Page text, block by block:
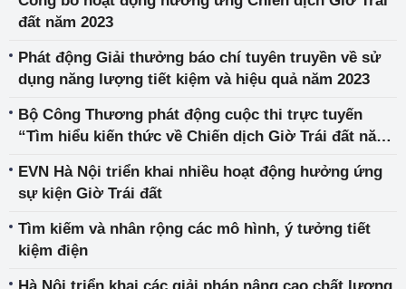
đất năm 2023
Phát động Giải thưởng báo chí tuyên truyền về sử
dụng năng lượng tiết kiệm và hiệu quả năm 2023
Bộ Công Thương phát động cuộc thi trực tuyến
“Tìm hiểu kiến thức về Chiến dịch Giờ Trái đất năm
EVN Hà Nội triển khai nhiều hoạt động hưởng ứng
sự kiện Giờ Trái đất
Tìm kiếm và nhân rộng các mô hình, ý tưởng tiết
kiệm điện